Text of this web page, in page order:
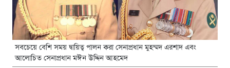
সবচেয়ে বেশি সময় দ্বায়িত্ব পালন করা সেনাপ্রধান মুহম্মদ এরশাদ এবং
আলোচিত সেনাপ্রধান মঈন উদ্দিন আহমেদ